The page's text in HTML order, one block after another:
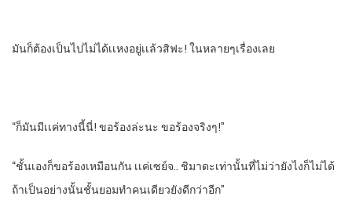
มันก็ต้องเป็นไปไม่ได้เเหงอยู่เเล้วสิฟะ!​ ในหลายๆเรื่องเลย
“ก็มันมีเเค่ทางนี้นี่​! ขอร้องล่ะนะ​ ขอร้องจริงๆ!”
“ชั้นเองก็ขอร้องเหมือนกัน​ เเค่เซย์จ.. ชิมาดะเท่านั้นที่ไม่ว่ายังไงก็ไม่ได้​
ถ้าเป็นอย่างนั้นชั้นยอมทําคนเดียวยังดีกว่าอีก”